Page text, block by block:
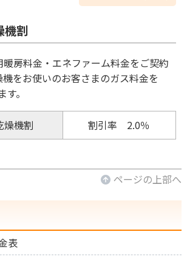
機割
房料金・エネファーム料金をご契約
をお使いのお客さまのガス料金を
。
燥機割 割引率 2.0％
ページの上部へ
表